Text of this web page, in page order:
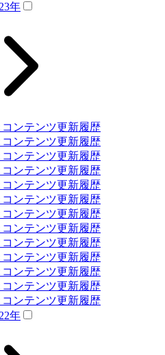
年
コンテンツ更新履歴
コンテンツ更新履歴
コンテンツ更新履歴
コンテンツ更新履歴
コンテンツ更新履歴
コンテンツ更新履歴
コンテンツ更新履歴
コンテンツ更新履歴
コンテンツ更新履歴
コンテンツ更新履歴
コンテンツ更新履歴
コンテンツ更新履歴
コンテンツ更新履歴
年